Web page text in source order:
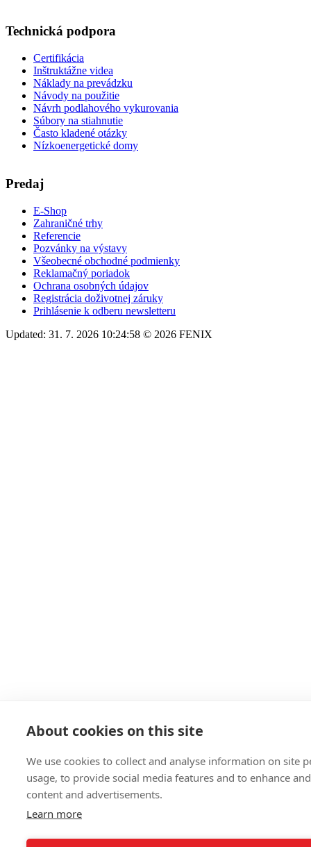
Technická podpora
Certifikácia
Inštruktážne videa
Náklady na prevádzku
Návody na použitie
Návrh podlahového vykurovania
Súbory na stiahnutie
Často kladené otázky
Nízkoenergetické domy
Predaj
E-Shop
Zahraničné trhy
Referencie
Pozvánky na výstavy
Všeobecné obchodné podmienky
Reklamačný poriadok
Ochrana osobných údajov
Registrácia doživotnej záruky
Prihlásenie k odberu newsletteru
Updated: 31. 7. 2026 10:24:58 © 2026 FENIX
About cookies on this site
We use cookies to collect and analyse information on site
usage, to provide social media features and to enhance
content and advertisements.
Learn more